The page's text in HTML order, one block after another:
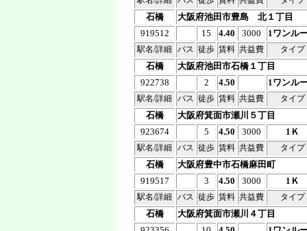
石橋
大阪府池田市豊島 北１丁目
919512
15 4.40 3000 1ワンル
駅名/詳細 バス 徒歩 賃料 共益費 タイプ
石橋
大阪府池田市石橋１丁目
922738
2 4.50 1ワンル
駅名/詳細 バス 徒歩 賃料 共益費 タイプ
石橋
大阪府箕面市瀬川５丁目
923674
5 4.50 3000 1Ｋ
駅名/詳細 バス 徒歩 賃料 共益費 タイプ
石橋
大阪府豊中市石橋麻田町
919517
3 4.50 3000 1Ｋ
駅名/詳細 バス 徒歩 賃料 共益費 タイプ
石橋
大阪府箕面市瀬川４丁目